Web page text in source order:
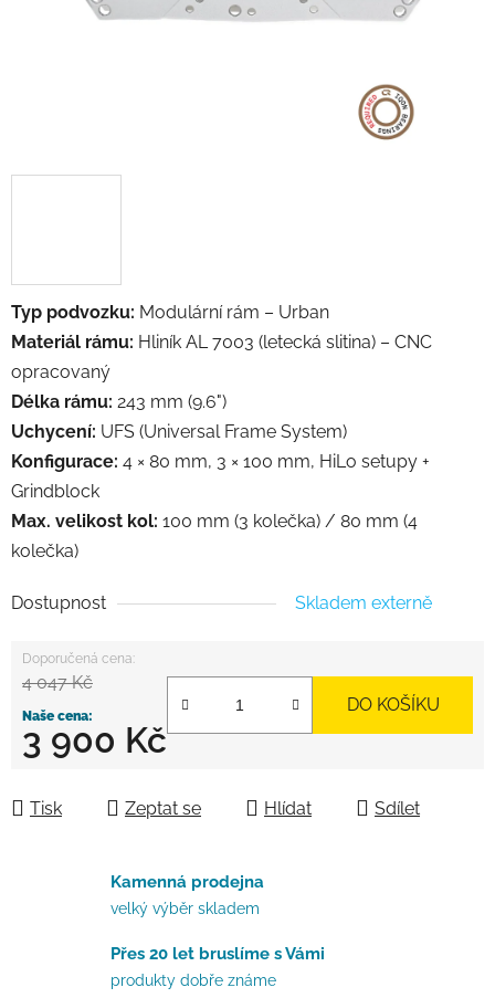
Typ podvozku: Modulární rám – Urban
Materiál rámu: Hliník AL 7003 (letecká slitina) – CNC
opracovaný
Délka rámu: 243 mm (9.6")
Uchycení: UFS (Universal Frame System)
Konfigurace: 4 × 80 mm, 3 × 100 mm, HiLo setupy +
Grindblock
Max. velikost kol: 100 mm (3 kolečka) / 80 mm (4
kolečka)
Dostupnost Skladem externě
4 047 Kč
3 900 Kč
DO KOŠÍKU
Tisk Zeptat se Hlídat Sdílet
Kamenná prodejna
velký výběr skladem
Přes 20 let bruslíme s Vámi
produkty dobře známe